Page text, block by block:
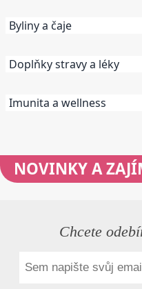
Byliny a čaje
Doplňky stravy a léky
Imunita a wellness
NOVINKYA
Chcete